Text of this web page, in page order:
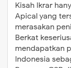
Kisah Ikrar
Apical yang
merasakan
Berkat
mendapatkan
Indonesia